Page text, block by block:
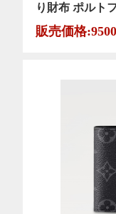
り財布 ポルト
販売価格